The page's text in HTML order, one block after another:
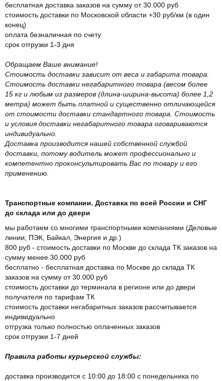
бесплатная доставка заказов на сумму от 30.000 руб
стоимость доставки по Московской области +30 руб/км (в один
конец)
оплата безналичная по счету
срок отгрузки 1-3 дня
Обращаем Ваше внимание!
Стоимость доставки зависит от веса и габарита товара.
Стоимость доставки негабаритного товара (весом более
15 кг и любым из размеров (длина-ширина-высота) более 1,2
метра) может быть платной и существенно отличающейся
от стоимости доставки стандартного товара. Стоимость
и условия доставки негабаритного товара оговариваются
индивидуально.
Доставка производится нашей собственной службой
доставки, потому водитель может профессионально и
компетентно проконсультировать Вас по товару и его
применению.
Транспортные компании. Доставка по всей России и СНГ
до склада или до двери
мы работаем со многими транспортными компаниями (Деловые
линии, ПЭК, Байкал, Энергия и др.)
800 руб - стоимость доставки по Москве до склада ТК заказов на
сумму менее 30.000 руб
бесплатно - бесплатная доставка по Москве до склада ТК
заказов на сумму от 30.000 руб
стоимость доставки до терминала в регионе или до двери
получателя по тарифам ТК
стоимость доставки негабаритных заказов рассчитывается
индивидуально
отгрузка только полностью оплаченных заказов
срок отгрузки 1-7 дней
Правила работы курьерской службы:
доставка производится с 10:00 до 18:00 с понедельника по